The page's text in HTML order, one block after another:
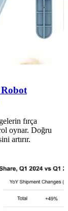
fırça
oynar. Doğru
artırır.